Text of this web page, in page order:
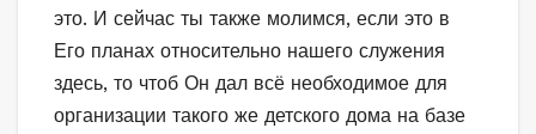
это. И сейчас ты также молимся, если это в
Его планах относительно нашего служения
здесь, то чтоб Он дал всё необходимое для
организации такого же детского дома на базе